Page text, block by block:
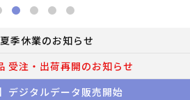
季休業のお知らせ
受注・出荷再開のお知らせ
デジタルデータ販売開始